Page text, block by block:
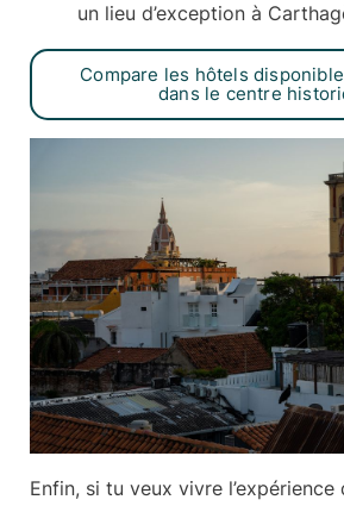
un lieu d’exception à
Compare les hôtels
dans le centre
Enfin, si tu veux vivre